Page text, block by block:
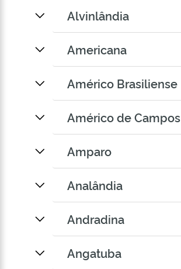
Alvinlândia
Americana
Américo Brasiliense
Américo de Campos
Amparo
Analândia
Andradina
Angatuba